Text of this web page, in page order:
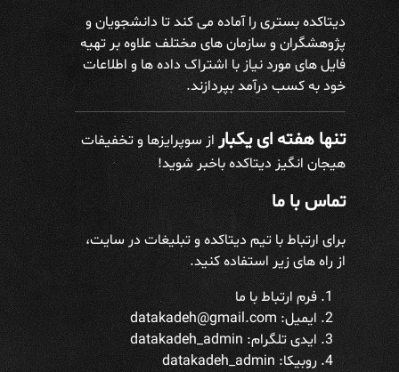
دیتاکده بستری را آماده می کند تا دانشجویان و
پژوهشگران و سازمان های مختلف علاوه بر تهیه
فایل های مورد نیاز با اشتراک داده ها و اطلاعات
خود به کسب درآمد بپردازند.
تنها هفته ای یکباراز سوپرایزها و تخفیفات
هیجان انگیز دیتاکده باخبر شوید!
تماس با ما
برای ارتباط با تیم دیتاکده و تبلیغات در سایت،
از راه های زیر استفاده کنید.
فرم ارتباط با ما
ایمیل: datakadeh@gmail.com
ایدی تلگرام:datakadeh_admin
روبیکا: datakadeh_admin